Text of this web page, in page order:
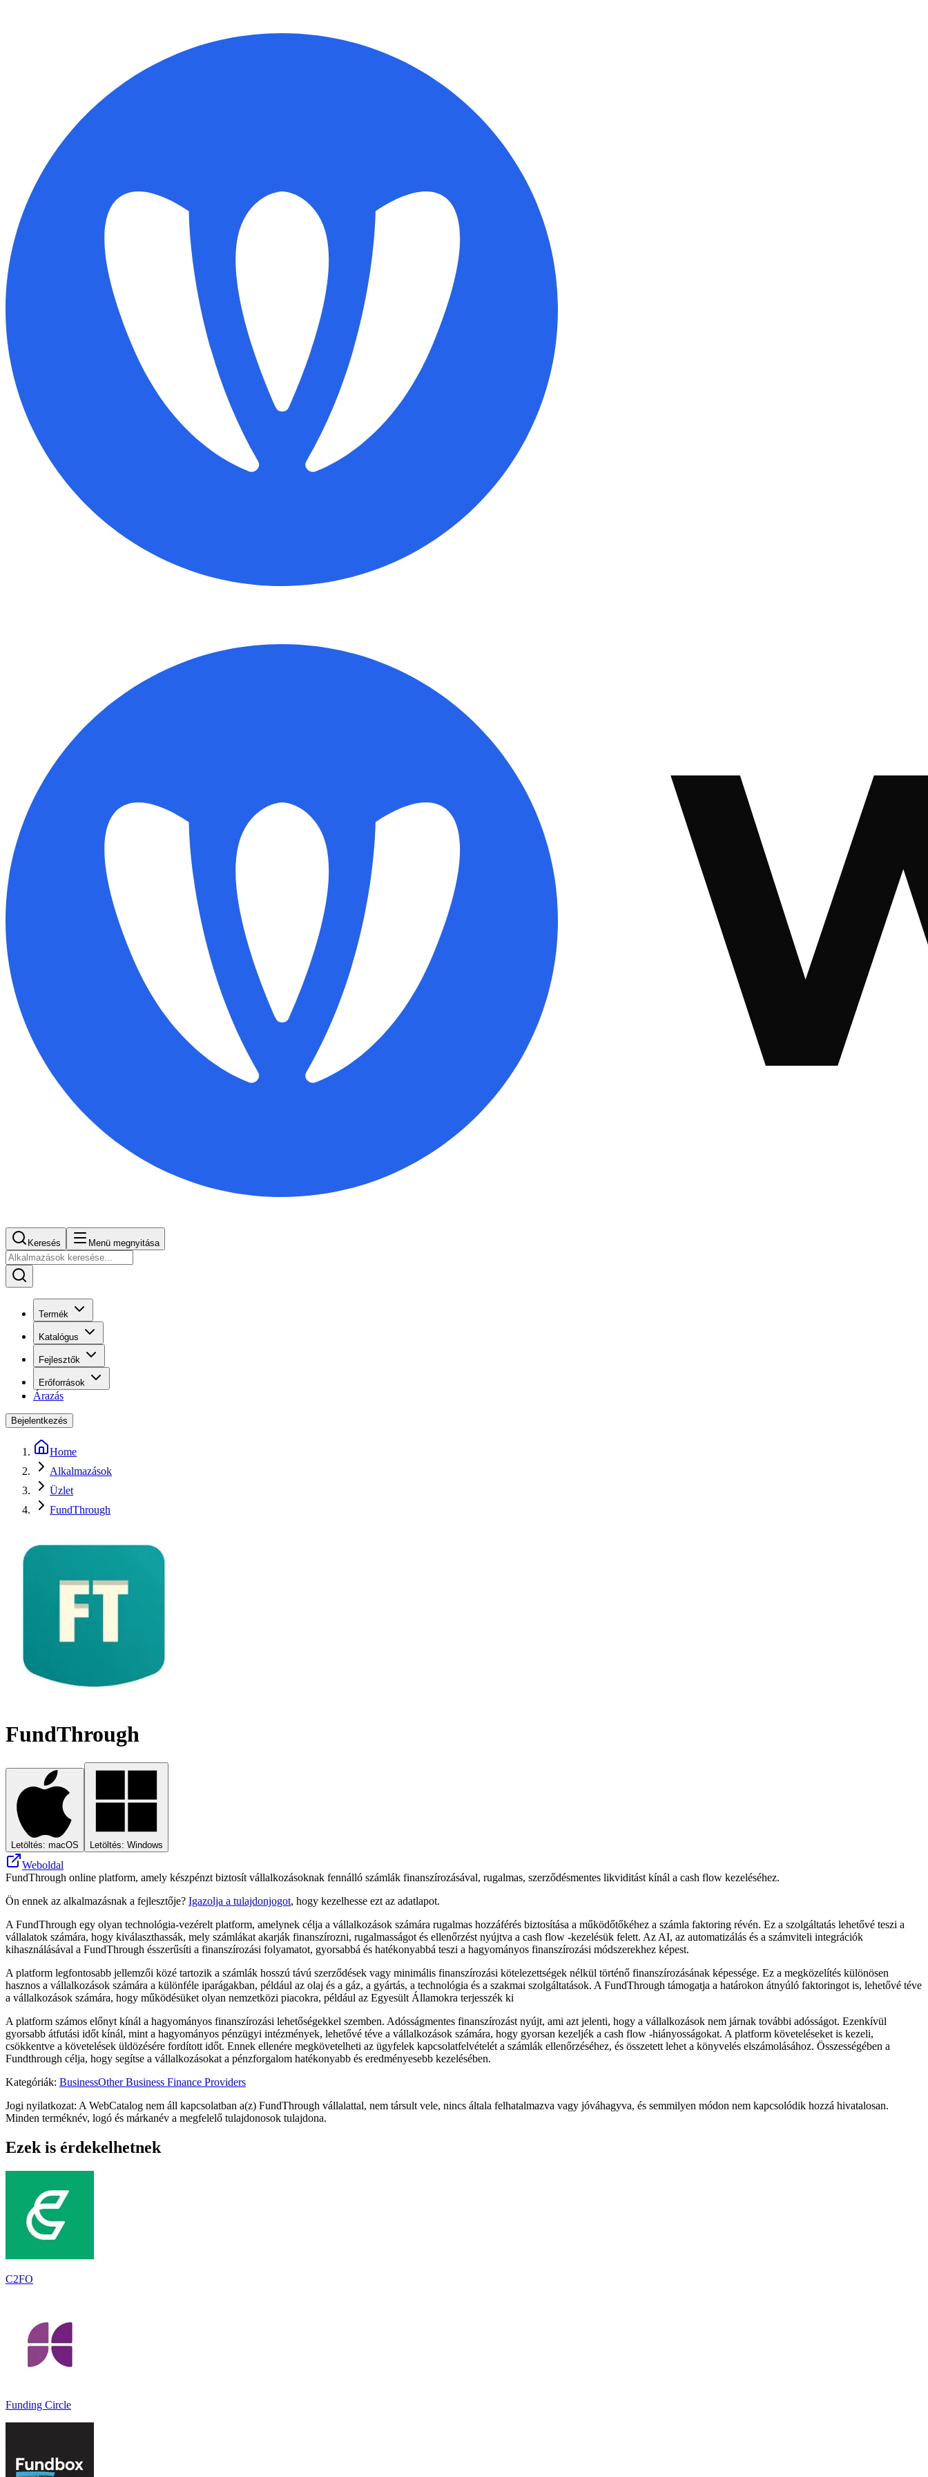
Keresés Menü megnyitása
Termék
Katalógus
Fejlesztők
Erőforrások
Árazás
Bejelentkezés
Home
Alkalmazások
Üzlet
FundThrough
FundThrough
Letöltés: macOS Letöltés: Windows
Weboldal
FundThrough online platform, amely készpénzt biztosít vállalkozásoknak fennálló számlák finanszírozásával, rugalmas, szerződésmentes likviditást kínál a cash flow kezeléséhez.
Ön ennek az alkalmazásnak a fejlesztője? Igazolja a tulajdonjogot, hogy kezelhesse ezt az adatlapot.
A FundThrough egy olyan technológia-vezérelt platform, amelynek célja a vállalkozások számára rugalmas hozzáférés biztosítása a működőtőkéhez a számla faktoring révén. Ez a szolgáltatás lehetővé teszi a
vállalatok számára, hogy kiválaszthassák, mely számlákat akarják finanszírozni, rugalmasságot és ellenőrzést nyújtva a cash flow -kezelésük felett. Az AI, az automatizálás és a számviteli integrációk
kihasználásával a FundThrough ésszerűsíti a finanszírozási folyamatot, gyorsabbá és hatékonyabbá teszi a hagyományos finanszírozási módszerekhez képest.
A platform legfontosabb jellemzői közé tartozik a számlák hosszú távú szerződések vagy minimális finanszírozási kötelezettségek nélkül történő finanszírozásának képessége. Ez a megközelítés különösen
hasznos a vállalkozások számára a különféle iparágakban, például az olaj és a gáz, a gyártás, a technológia és a szakmai szolgáltatások. A FundThrough támogatja a határokon átnyúló faktoringot is, lehetővé téve
a vállalkozások számára, hogy működésüket olyan nemzetközi piacokra, például az Egyesült Államokra terjesszék ki
A platform számos előnyt kínál a hagyományos finanszírozási lehetőségekkel szemben. Adósságmentes finanszírozást nyújt, ami azt jelenti, hogy a vállalkozások nem járnak további adósságot. Ezenkívül
gyorsabb átfutási időt kínál, mint a hagyományos pénzügyi intézmények, lehetővé téve a vállalkozások számára, hogy gyorsan kezeljék a cash flow -hiányosságokat. A platform követeléseket is kezeli,
csökkentve a követelések üldözésére fordított időt. Ennek ellenére megkövetelheti az ügyfelek kapcsolatfelvételét a számlák ellenőrzéséhez, és összetett lehet a könyvelés elszámolásához. Összességében a
Fundthrough célja, hogy segítse a vállalkozásokat a pénzforgalom hatékonyabb és eredményesebb kezelésében.
Kategóriák: BusinessOther Business Finance Providers
Jogi nyilatkozat: A WebCatalog nem áll kapcsolatban a(z) FundThrough vállalattal, nem társult vele, nincs általa felhatalmazva vagy jóváhagyva, és semmilyen módon nem kapcsolódik hozzá hivatalosan.
Minden terméknév, logó és márkanév a megfelelő tulajdonosok tulajdona.
Ezek is érdekelhetnek
C2FO
Funding Circle